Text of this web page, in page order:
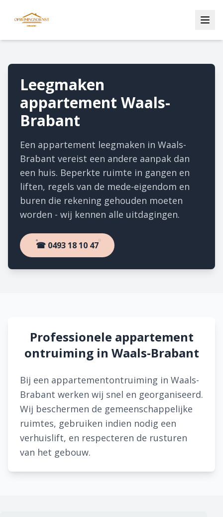
Leegmaken
appartement Waals-
Brabant
Een appartement leegmaken in Waals-
Brabant vereist een andere aanpak dan
een huis. Beperkte ruimte in gangen en
liften, regels van de mede-eigendom en
buren die rekening gehouden moeten
worden - wij kennen alle uitdagingen.
☎ 0493 18 10 47
Professionele appartement
ontruiming in Waals-Brabant
Bij een appartementontruiming in Waals-
Brabant werken wij snel en georganiseerd.
Wij beschermen de gemeenschappelijke
ruimtes, gebruiken indien nodig een
verhuislift, en respecteren de rusturen
van het gebouw.